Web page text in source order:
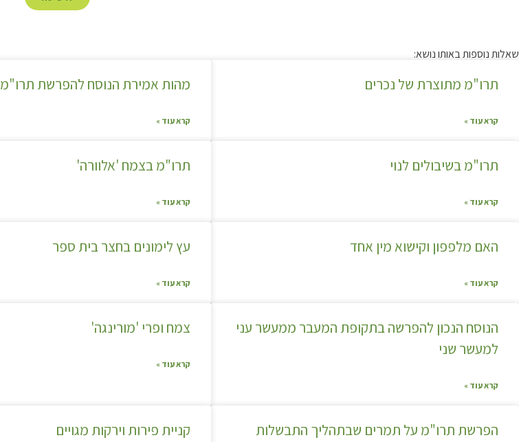
שאלות נוספות באותו נושא:
תרו"מ מתוצרת של נכרים
קרא עוד »
מהות אמירת הנוסח להפרשת תרו"מ
קרא עוד »
תרו"מ בשיבולים לנוי
קרא עוד »
תרו"מ בצמח 'אלוורה'
קרא עוד »
האם מלפפון וקישוא מין אחד
קרא עוד »
עץ לימונים בחצר בית ספר
קרא עוד »
הנוסח הנכון להפרשה בתקופת המעבר ממעשר עני
למעשר שני
קרא עוד »
צמח ופרי 'מורינגה'
קרא עוד »
הפרשת תרו"מ על תמרים שבתהליך התבשלות קניית פירות וירקות מגויים